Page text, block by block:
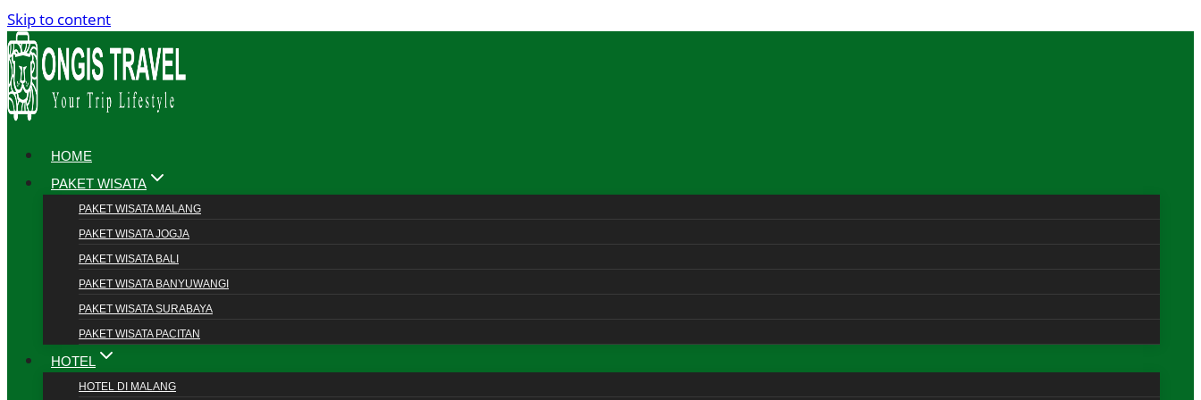
Skip to content
HOME
PAKET WISATA
PAKET WISATA MALANG
PAKET WISATA JOGJA
PAKET WISATA BALI
PAKET WISATA BANYUWANGI
PAKET WISATA SURABAYA
PAKET WISATA PACITAN
HOTEL
HOTEL DI MALANG